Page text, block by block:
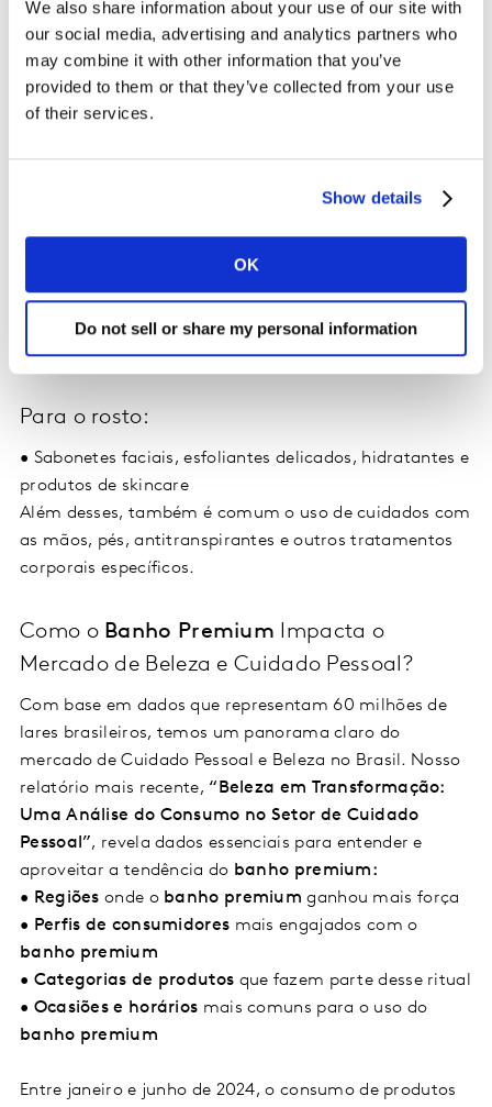
We also share information about your use of our site with
our social media, advertising and analytics partners who
may combine it with other information that you’ve
provided to them or that they’ve collected from your use
of their services.
Show details
OK
Do not sell or share my personal information
Produtos de alta qualidade, diferenciados dos
utilizados no dia a dia, são escolhidos para essa
experiência única. A seguir, confira os itens mais
comuns no ritual dobanho premium:
Para os cabelos:
Shampoo, condicionador, máscaras nutritivas e óleos
Para o corpo:
Sabonetes especiais, esfoliantes, loções hidratantes,
body splash ou fragrâncias suaves
Para o rosto:
• Sabonetes faciais, esfoliantes delicados, hidratantes e
produtos de skincare
Além desses, também é comum o uso de cuidados com
as mãos, pés, antitranspirantes e outros tratamentos
corporais específicos.
Como oBanho Premium Impacta o
Mercado de Beleza e Cuidado Pessoal?
Com base em dados que representam 60 milhões de
lares brasileiros, temos um panorama claro do
mercado de Cuidado Pessoal e Beleza no Brasil. Nosso
relatório mais recente, “Beleza em Transformação:
Uma Análise do Consumo no Setor de Cuidado
Pessoal”, revela dados essenciais para entender e
aproveitar a tendência do banho premium:
• Regiões onde o banho premium ganhou mais força
• Perfis de consumidores mais engajados com o
banho premium
• Categorias de produtos que fazem parte desse ritual
• Ocasiões e horários mais comuns para o uso do
banho premium
Entre janeiro e junho de 2024, o consumo de produtos